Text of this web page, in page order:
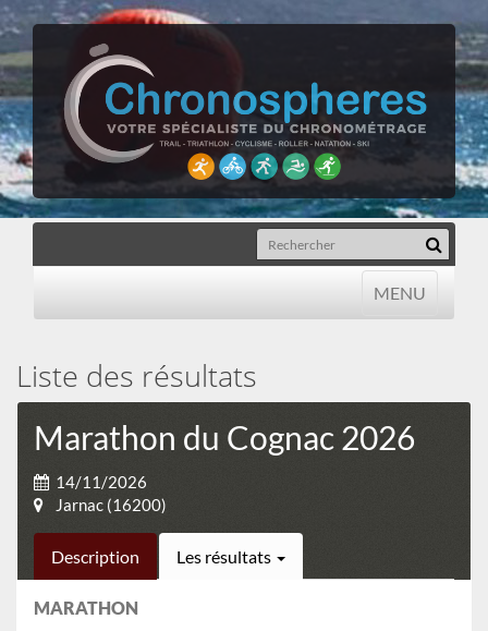
MENU
MENU
Liste des résultats
Marathon du Cognac 2026
14/11/2026
Jarnac (16200)
Description Les résultats
MARATHON